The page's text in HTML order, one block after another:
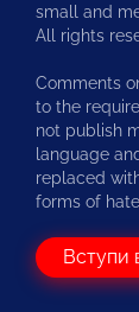
small and
All rights
Comments
to the
not publish
language
replaced
forms of
Вступи